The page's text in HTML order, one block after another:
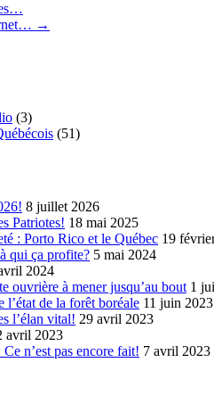
→
(3)
(51)
8 juillet 2026
Patriotes! 18 mai 2025
: Porto Rico et le Québec 19
qui ça profite? 5 mai 2024
2024
ouvrière à mener jusqu’au bout 1
l’état de la forêt boréale 11 juin 2023
l’élan vital! 29 avril 2023
avril 2023
n’est pas encore fait! 7 avril 2023